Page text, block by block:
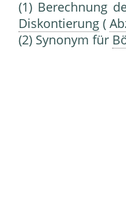
(1) Berechnung
Diskontierung (
(2) Synonym für